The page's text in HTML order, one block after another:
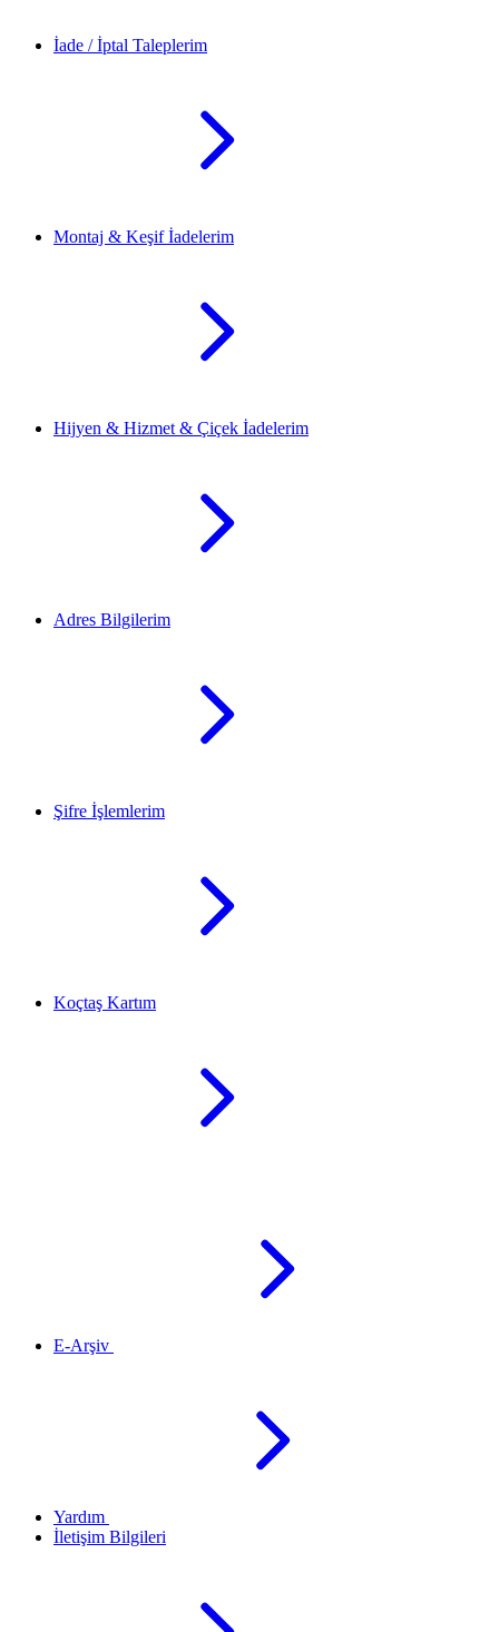
İade / İptal Taleplerim
Montaj & Keşif İadelerim
Hijyen & Hizmet & Çiçek İadelerim
Adres Bilgilerim
Şifre İşlemlerim
Koçtaş Kartım
E-Arşiv
Yardım
İletişim Bilgileri